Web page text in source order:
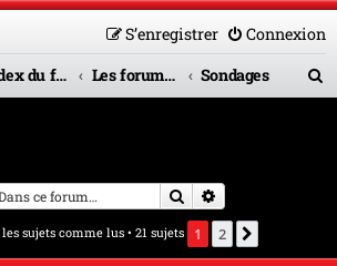
Connexion
S’enregistrer
Index du forum Les forums en service Sondages
Rechercher
sujets comme lus• 21 sujets 1 2